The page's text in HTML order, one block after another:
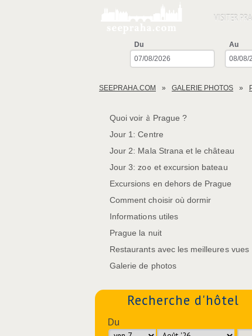
VISITER
Du
Au
SEEPRAHA.COM GALERIE PHOTOS
Quoi voir à Prague ?
Jour 1: Centre
Jour 2: Mala Strana et le château
Jour 3: zoo et excursion bateau
Excursions en dehors de Prague
Comment choisir où dormir
Informations utiles
Prague la nuit
Restaurants avec les meilleures vues
Galerie de photos
Recherche d'hôtel
Du